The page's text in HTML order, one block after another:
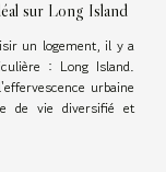
sur Long Island
un logement, il y a
: Long Island.
urbaine
de vie diversifié et